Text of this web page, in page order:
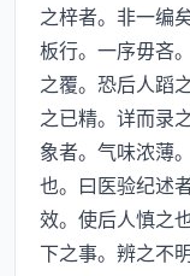
之梓者。非一编
板行。一序毋吝
之覆。恐后人蹈
之已精。详而录
象者。气味浓薄
也。曰医验纪述
效。使后人慎之
下之事。辨之不